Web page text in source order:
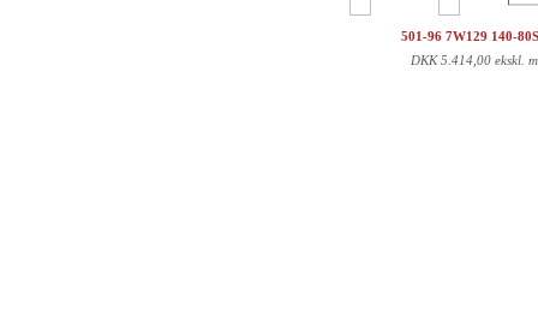
501-96 7W129 140-
DKK5.414,00 ekskl.